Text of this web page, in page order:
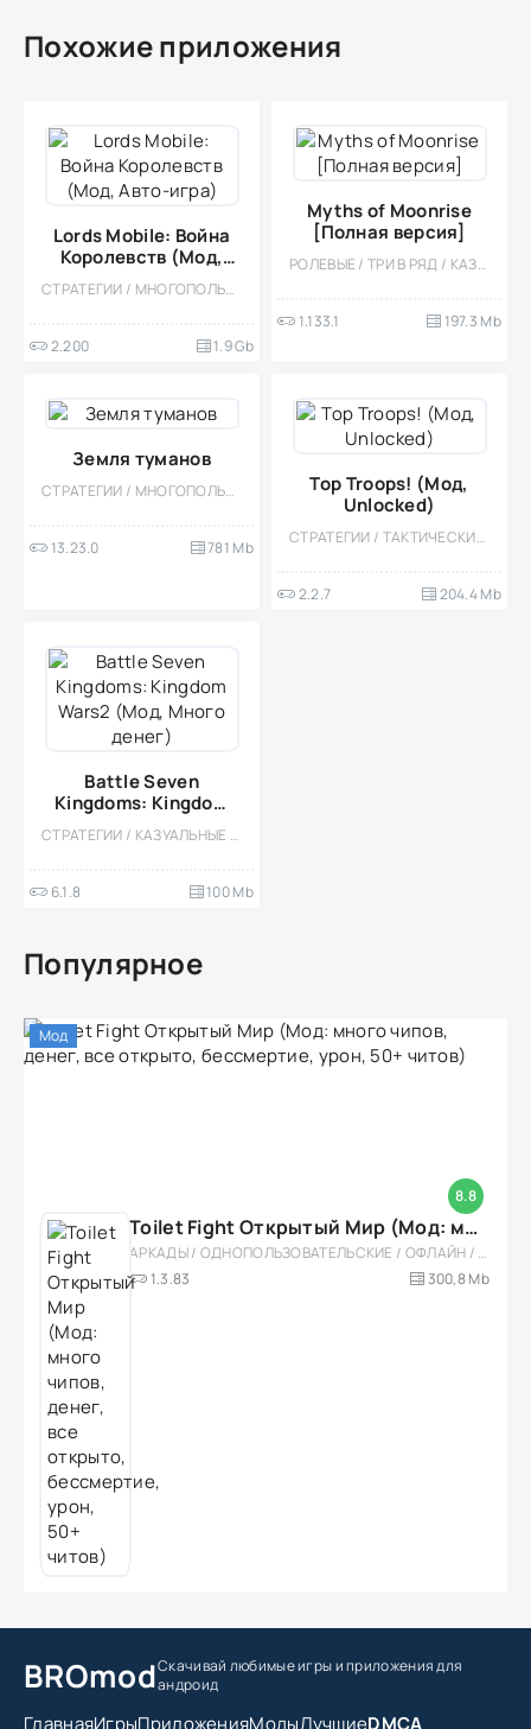
Похожие приложения
Lords Mobile: Война
Королевств (Мод,
Авто-игра)
СТРАТЕГИИ / МНОГОПОЛЬЗОВАТЕЛЬСКАЯ / СОРЕВНОВАТЕЛЬНАЯ / СТИЛИЗАЦИЯ / ОДНОПОЛЬЗОВАТЕЛЬСКИЕ / МОД / ВСТРОЕННЫЙ КЕШ / ФЭНТЕЗИ / RTS
2.200 1.9 Gb
Myths of Moonrise
[Полная версия]
РОЛЕВЫЕ / ТРИ В РЯД / КАЗУАЛЬНЫЕ / СТРАТЕГИИ / ГОЛОВОЛОМКИ / СТИЛИЗАЦИЯ / ОДНОПОЛЬЗОВАТЕЛЬСКИЕ / ОФЛАЙН / ВСТРОЕННЫЙ КЕШ
1.133.1 197.3 Mb
Земля туманов
СТРАТЕГИИ / МНОГОПОЛЬЗОВАТЕЛЬСКАЯ / СОРЕВНОВАТЕЛЬНАЯ / ОДНОПОЛЬЗОВАТЕЛЬСКИЕ / СТИЛИЗАЦИЯ / ФЕРМЫ
13.23.0 781 Mb
Top Troops! (Мод,
Unlocked)
СТРАТЕГИИ / ТАКТИЧЕСКИЕ / КАЗУАЛЬНЫЕ / МНОГОПОЛЬЗОВАТЕЛЬСКАЯ / СОРЕВНОВАТЕЛЬНАЯ / СТИЛИЗАЦИЯ / ОДНОПОЛЬЗОВАТЕЛЬСКИЕ
2.2.7 204.4 Mb
Battle Seven
Kingdoms: Kingdom
Wars2 (Мод, Много
денег)
СТРАТЕГИИ / КАЗУАЛЬНЫЕ / ОДНОПОЛЬЗОВАТЕЛЬСКИЕ / СТИЛИЗАЦИЯ / ОФЛАЙН / TOWER DEFENCE / ВСТРОЕННЫЙ КЕШ / МОД / RTS
6.1.8 100 Mb
Популярное
8.8
Мод
Toilet Fight Открытый Мир (Мод: много чипов, денег, все открыто, бессмертие, урон, 50+ читов)
АРКАДЫ / ОДНОПОЛЬЗОВАТЕЛЬСКИЕ / ОФЛАЙН / МОД / РОЛЕВЫЕ / ШУТЕРЫ / ОТКРЫТЫЙ МИР / ВСТРОЕННЫЙ КЕШ / 3D / ЭКШЕНЫ / ТУАЛЕТНЫЕ ВОЙНЫ / ДЛЯ ДЕТЕЙ
1.3.83
300,8 Mb
BROmodСкачивай любимые игрыи приложения для
андроид
ГлавнаяИгрыПриложенияМодыЛучшиеDMCA